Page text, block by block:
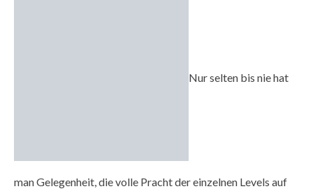
Nur selten bis nie hat
man Gelegenheit, die volle Pracht der einzelnen Levels auf